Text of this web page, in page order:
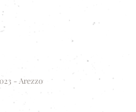
- Arezzo